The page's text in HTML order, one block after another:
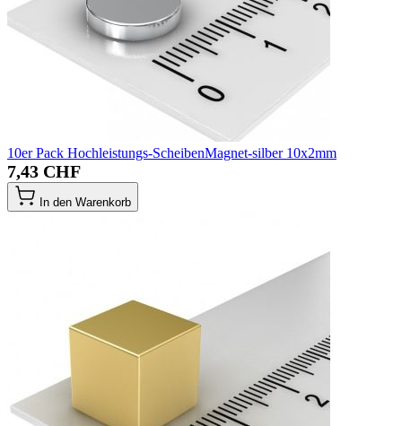
10er Pack Hochleistungs-ScheibenMagnet-silber 10x2mm
7,43 CHF
In den Warenkorb